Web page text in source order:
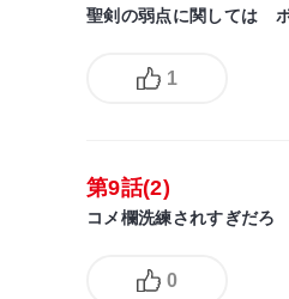
聖剣の弱点に関しては
1
第9話(2)
コメ欄洗練されすぎだろ
0